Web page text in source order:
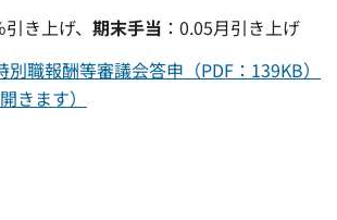
引き上げ、 期末手当 ：0.05月引き上げ
職報酬等審議会答申（PDF：139KB）
きます）